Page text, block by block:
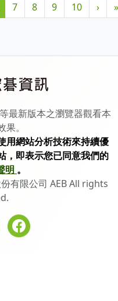
7 8 9 10 › »
最新版本之瀏覽器觀看本
。
用網站分析技術來持續優
，即表示您已同意我們的
明 。
有限公司 AEB All rights